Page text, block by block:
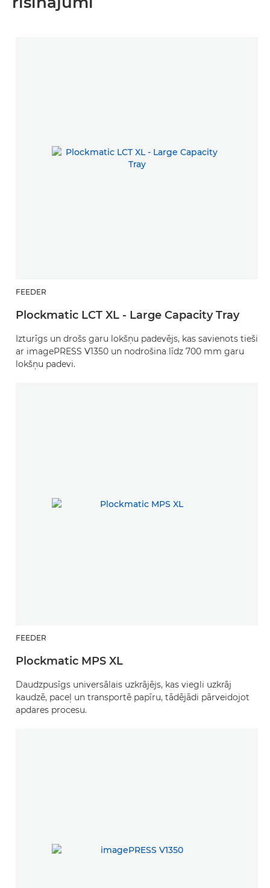
FEEDER
Plockmatic LCT XL - Large Capacity Tray
Izturīgs un drošs garu lokšņu padevējs, kas savienots tieši
ar imagePRESS V1350 un nodrošina līdz 700 mm garu
lokšņu padevi.
FEEDER
Plockmatic MPS XL
Daudzpusīgs universālais uzkrājējs, kas viegli uzkrāj
kaudzē, paceļ un transportē papīru, tādējādi pārveidojot
apdares procesu.